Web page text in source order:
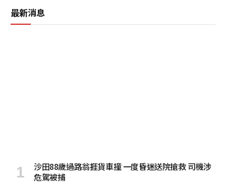
最新消息
沙田88歲過路翁捱貨車撞 一度昏迷送院搶救 司機涉
危駕被捕